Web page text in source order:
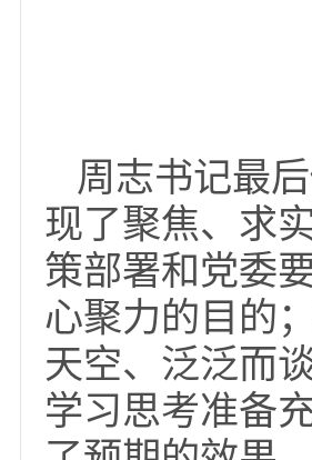
心，理工学
个部门的主
现场提问。
用、加强科
专业建设、
作时，大家
大家为学校